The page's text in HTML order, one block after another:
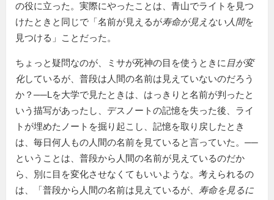
の役に立った。実際にやったことは、青山でライトを見つ
けたときと同じで「名前が見えるが寿命が見えない人間を
見つける」ことだった。
ちょっと疑問なのが、ミサが死神の目を使うときに 目が変
化しているが、普段は人間の名前は見えていないのだろう
か？──Lを大学で見たときは、はっきりと名前が判ったと
いう描写があったし、デスノートの記憶を失った後、ライ
トが埋めたノートを掘り起こし、記憶を取り戻したとき
は、毎日何人もの人間の名前を見ていると言っていた。──
ということは、普段から人間の名前が見えているのだか
ら、別に目を変化させなくてもいいような。考えられるの
は、「普段から人間の名前は見えているが、 寿命を見るに